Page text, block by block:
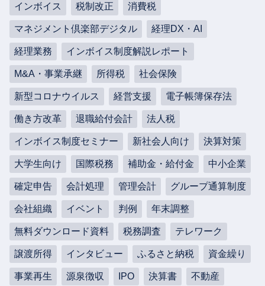
インボイス 税制改正 消費税
マネジメント倶楽部デジタル 経理DX・AI
経理業務 インボイス制度解説レポート
M&A・事業承継 所得税 社会保険
新型コロナウイルス 経営支援 電子帳簿保存法
働き方改革 退職給付会計 法人税
インボイス制度セミナー 新社会人向け 決算対策
大学生向け 国際税務 補助金・給付金 中小企業
確定申告 会計処理 管理会計 グループ通算制度
会社組織 イベント 判例 年末調整
無料ダウンロード資料 税務調査 テレワーク
譲渡所得 インタビュー ふるさと納税 資金繰り
事業再生 源泉徴収 IPO 決算書 不動産